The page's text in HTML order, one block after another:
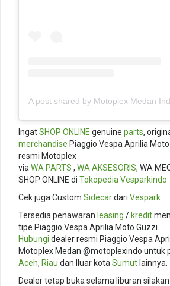
IngatSHOP ONLINE genuine parts,
merchandise Piaggio Vespa Aprilia
resmi Motoplex
viaWA PARTS , WA AKSESORIS, WA
SHOP ONLINE di TokopediaVesparkindo
Cek juga Custom Sidecardari Vespark
Tersedia penawaran leasing / kredit
tipe Piaggio Vespa Aprilia Moto Guzzi.
Hubungi dealer resmi Piaggio Vespa
Motoplex Medan @motoplexindo untuk
Aceh, Riau dan lluar kotaSumut lainnya.
Dealer tetap buka selama liburan silakan